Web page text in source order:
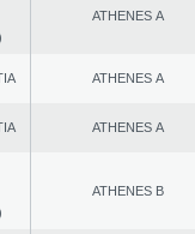
ATHENES Α
ATHENES Α
ATHENES Α
ATHENES Β